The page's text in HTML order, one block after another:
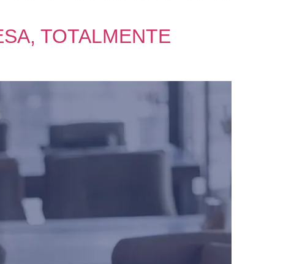
TOTALMENTE